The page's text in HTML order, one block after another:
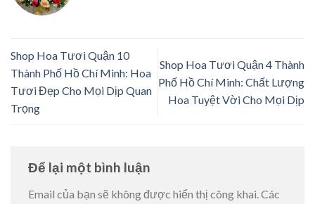
Shop Hoa Tươi Quận 10
Thành Phố Hồ Chí Minh: Hoa
Tươi Đẹp Cho Mọi Dịp Quan
Trọng
Shop Hoa Tươi Quận 4 Thành
Phố Hồ Chí Minh: Chất Lượng
Hoa Tuyệt Vời Cho Mọi Dịp
Để lại một bình luận
Email của bạn sẽ không được hiển thị công khai.Các